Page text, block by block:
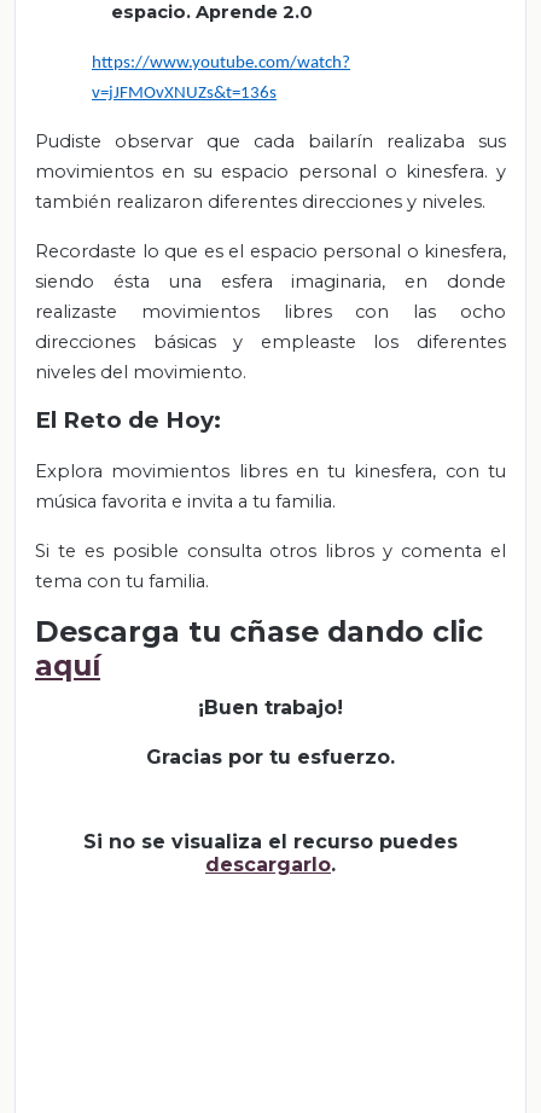
espacio. Aprende 2.0
https://www.youtube.com/watch?
v=jJFMOvXNUZs&t=136s
Pudiste observar que cada bailarín realizaba sus
movimientos en su espacio personal o kinesfera. y
también realizaron diferentes direcciones y niveles.
Recordaste lo que es el espacio personal o kinesfera,
siendo ésta una esfera imaginaria, en donde
realizaste movimientos libres con las ocho
direcciones básicas y empleaste los diferentes
niveles del movimiento.
El Reto de Hoy:
Explora movimientos libres en tu kinesfera, con tu
música favorita e invita a tu familia.
Si te es posible consulta otros libros y comenta el
tema con tu familia.
Descarga tu cñase dando clic
aquí
¡Buen trabajo!
Gracias por tu esfuerzo.
Si no se visualiza el recurso puedes
descargarlo.